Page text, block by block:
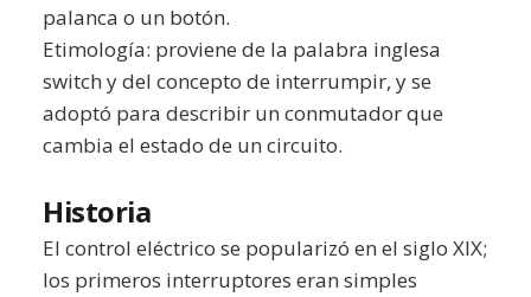
palanca o un botón.
Etimología: proviene de la palabra inglesa
switch y del concepto de interrumpir, y se
adoptó para describir un conmutador que
cambia el estado de un circuito.
Historia
El control eléctrico se popularizó en el siglo XIX;
los primeros interruptores eran simples